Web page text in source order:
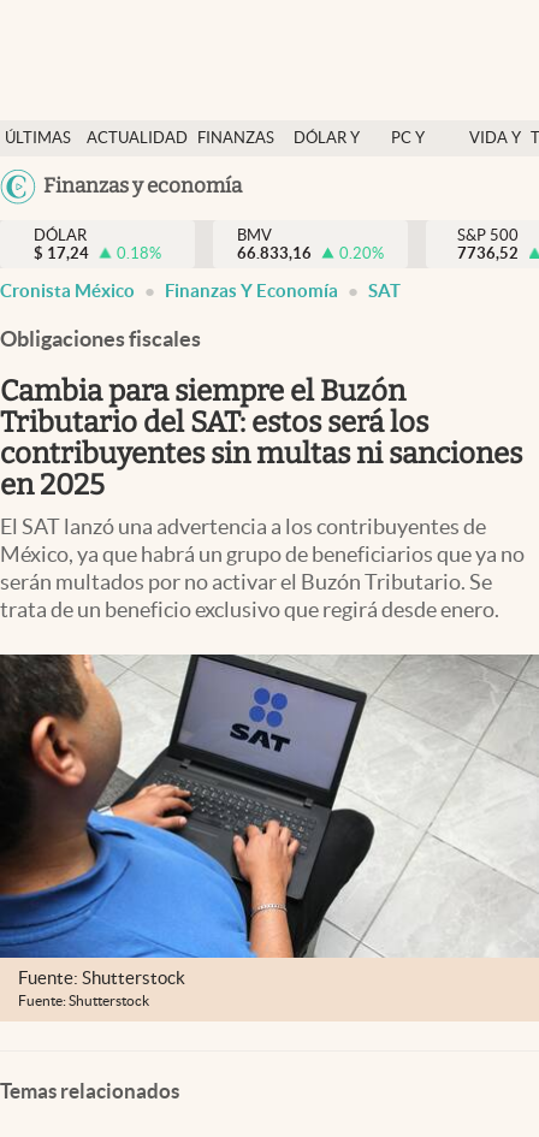
ÚLTIMAS
NOTICIAS
ACTUALIDAD
FINANZAS
DÓLAR Y
PC Y
VIDA Y
México
Finanzas y economía
Actualidad
Finanzas y economía
Dólar y mercados
Pc y celular
Vida y estilo
Clima
Espiritualidad
abre en nueva pestaña
México
DÓLAR
$ 17,24 0.18%
BMV
66.833,16
0.20%
S&P 500
7736,52
Cronista México Finanzas Y Economía SAT
Obligaciones fiscales
Cambia para siempre el Buzón
Tributario del SAT: estos será los
contribuyentes sin multas ni sanciones
en 2025
El SAT lanzó una advertencia a los contribuyentes de
México, ya que habrá un grupo de beneficiarios que ya no
serán multados por no activar el Buzón Tributario. Se
trata de un beneficio exclusivo que regirá desde enero.
Fuente: Shutterstock
Fuente: Shutterstock
Temas relacionados